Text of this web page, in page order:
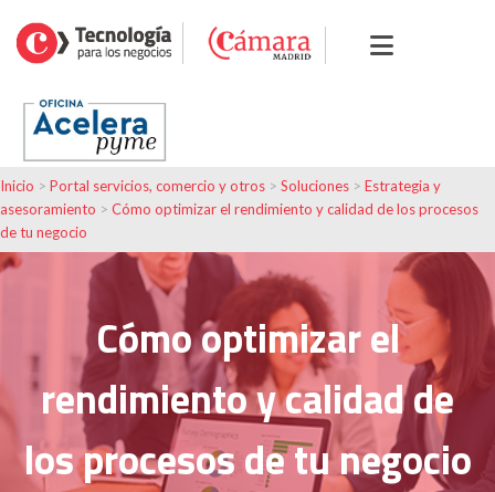
Inicio > Portal servicios, comercio y otros > Soluciones > Estrategia y
asesoramiento > Cómo optimizar el rendimiento y calidad de los procesos
de tu negocio
Cómo optimizar el
rendimiento y calidad de
los procesos de tu negocio